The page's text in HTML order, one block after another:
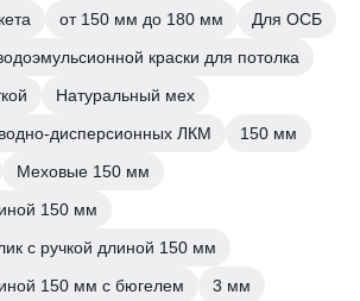
от 150 мм до 180 мм
Для ОСБ
краски для потолка
Натуральный мех
дисперсионных ЛКМ
150 мм
Меховые 150 мм
150 мм
с ручкой длиной 150 мм
150 мм с бюгелем
3 мм